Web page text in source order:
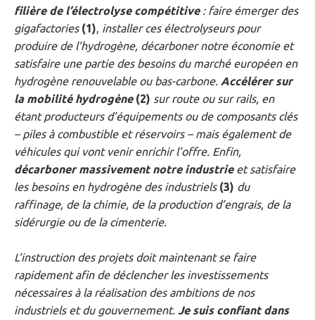
filière de l’électrolyse compétitive: faire émerger des
gigafactories (1)
installer ces électrolyseurs pour
produire de l’hydrogène, décarboner notre économie et
satisfaire une partie des besoins du marché européen en
hydrogène renouvelable ou bas-carbone. Accélérer sur
la mobilité hydrogène (2) sur route ou sur rails, en
étant producteurs d’équipements ou de composants clés
– piles à combustible et réservoirs – mais également de
véhicules qui vont venir enrichir l’offre. Enfin,
décarboner massivement notre industrieet satisfaire
les besoins en hydrogène des industriels (3) du
raffinage, de la chimie, de la production d’engrais, de la
sidérurgie ou de la cimenterie.
L’instruction des projets doit maintenant se faire
rapidement afin de déclencher les investissements
nécessaires à la réalisation des ambitions de nos
industriels et du gouvernement. Je suis confiant dans